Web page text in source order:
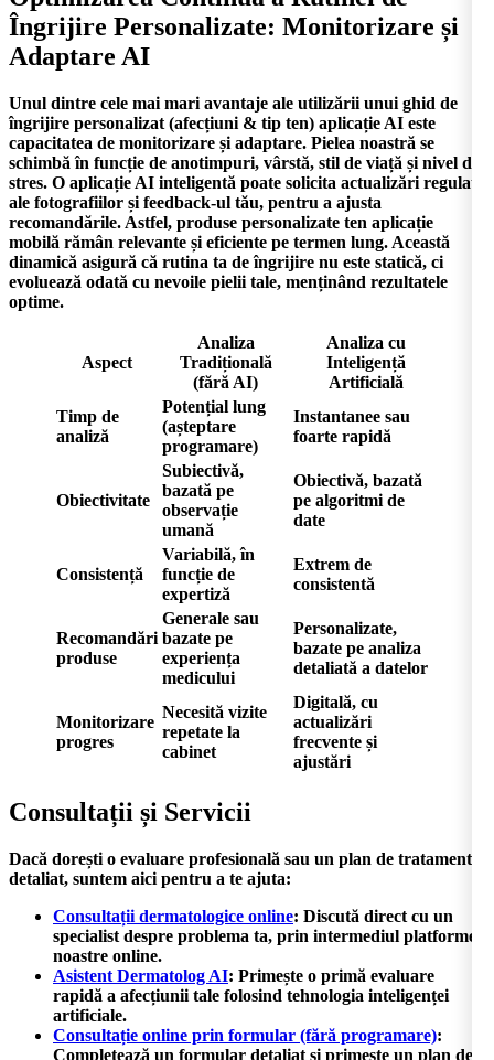
Îngrijire Personalizate: Monitorizare și
Adaptare AI
Unul dintre cele mai mari avantaje ale utilizării unui ghid de
îngrijire personalizat (afecțiuni & tip ten) aplicație AI este
capacitatea de monitorizare și adaptare. Pielea noastră se
schimbă în funcție de anotimpuri, vârstă, stil de viață și nivel de
stres. O aplicație AI inteligentă poate solicita actualizări regulate
ale fotografiilor și feedback-ul tău, pentru a ajusta
recomandările. Astfel, produse personalizate ten aplicație
mobilă rămân relevante și eficiente pe termen lung. Această
dinamică asigură că rutina ta de îngrijire nu este statică, ci
evoluează odată cu nevoile pielii tale, menținând rezultatele
optime.
Aspect
Analiza
Tradițională
(fără AI)
Analiza cu
Inteligență
Artificială
Timp de
analiză
Potențial lung
(așteptare
programare)
Instantanee sau
foarte rapidă
Obiectivitate
Subiectivă,
bazată pe
observație
umană
Obiectivă, bazată
pe algoritmi de
date
Consistență
Variabilă, în
funcție de
expertiză
Extrem de
consistentă
Recomandări
produse
Generale sau
bazate pe
experiența
medicului
Personalizate,
bazate pe analiza
detaliată a datelor
Monitorizare
progres
Necesită vizite
repetate la
cabinet
Digitală, cu
actualizări
frecvente și
ajustări
Consultații și Servicii
Dacă dorești o evaluare profesională sau un plan de tratament
detaliat, suntem aici pentru a te ajuta:
Consultații dermatologice online: Discută direct cu un
specialist despre problema ta, prin intermediul platformei
noastre online.
Asistent Dermatolog AI: Primește o primă evaluare
rapidă a afecțiunii tale folosind tehnologia inteligenței
artificiale.
Consultație online prin formular (fără programare):
Completează un formular detaliat și primește un plan de